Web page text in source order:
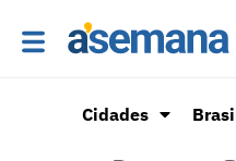
Cidades